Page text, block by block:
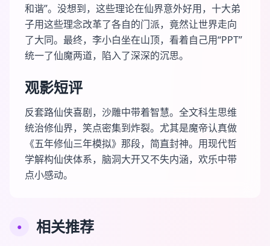
和谐”。没想到，这些理论在仙界意外好用，十大弟
子用这些理念改革了各自的门派，竟然让世界走向
了大同。最终，李小白坐在山顶，看着自己用“PPT”
统一了仙魔两道，陷入了深深的沉思。
观影短评
反套路仙侠喜剧，沙雕中带着智慧。全文科生思维
统治修仙界，笑点密集到炸裂。尤其是魔帝认真做
《五年修仙三年模拟》那段，简直封神。用现代哲
学解构仙侠体系，脑洞大开又不失内涵，欢乐中带
点小感动。
● 相关推荐